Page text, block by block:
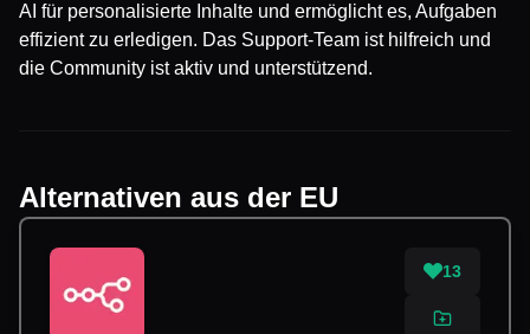
AI für personalisierte Inhalte und ermöglicht es, Aufgaben
effizient zu erledigen. Das Support-Team ist hilfreich und
die Community ist aktiv und unterstützend.
Alternativen aus der EU
13